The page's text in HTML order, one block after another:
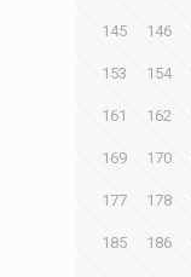
145 146
153 154
161 162
169 170
177 178
185 186